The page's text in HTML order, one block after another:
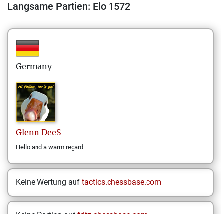
Langsame Partien: Elo 1572
Germany
Glenn DeeS
Hello and a warm regard
Keine Wertung auf tactics.chessbase.com